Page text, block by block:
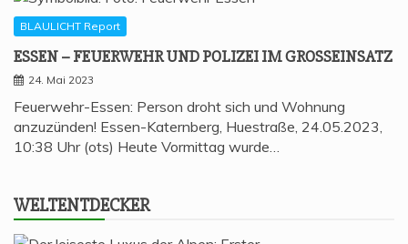
BLAULICHT Report
ESSEN – FEU­ER­WEHR UND POLI­ZEI IM GROSSEINSATZ
24. Mai 2023
Feuerwehr-Essen: Person droht sich und Wohnung
anzuzünden! Essen-Katernberg, Huestraße, 24.05.2023,
10:38 Uhr (ots) Heute Vormittag wurde…
WELT­ENT­DE­CKER